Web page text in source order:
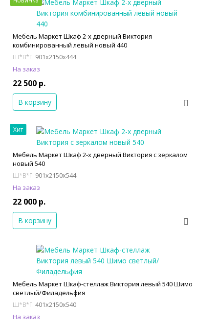
Мебель Маркет Шкаф 2-х дверный Виктория
комбинированный левый новый 440
Ш*В*Г: 901x2150x444
На заказ
22 500 р.
В корзину
Хит
Мебель Маркет Шкаф 2-х дверный Виктория с зеркалом
новый 540
Ш*В*Г: 901x2150x544
На заказ
22 000 р.
В корзину
Мебель Маркет Шкаф-стеллаж Виктория левый 540 Шимо
светлый/Филадельфия
Ш*В*Г: 401x2150x540
На заказ